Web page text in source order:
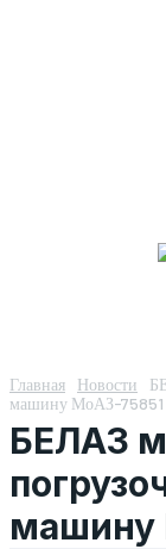
Главная Новости
машину МоАЗ-75851
БЕЛАЗ
машину